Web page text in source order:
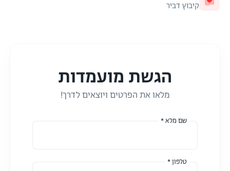
קיבוץ דביר
הגשת מועמדות
מלאו את הפרטים ויוצאים לדרך!
שם מלא *
טלפון *